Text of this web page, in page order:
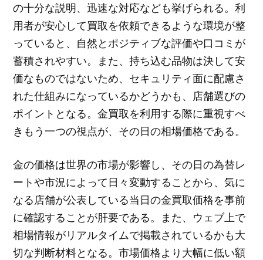
の十分な説明、迅速な対応なども挙げられる。利
用者が安心して買取を依頼できるような環境が整
っていると、自然とポジティブな評価や口コミが
蓄積されやすい。また、持ち込む品物は決して安
価なものではないため、セキュリティ面に配慮さ
れた仕組みになっているかどうかも、店舗選びの
ポイントとなる。金買取を利用する際に重視すべ
きもう一つの視点が、その日の相場価格である。
金の価格は世界の市場が影響し、その日の為替レ
ートや市況によって日々変動することから、気に
なる店舗が公表している当日の金買取価格を事前
に確認することが肝要である。また、ウェブ上で
相場情報がリアルタイムで掲載されているかも大
切な判断材料となる。市場価格より大幅に低い額